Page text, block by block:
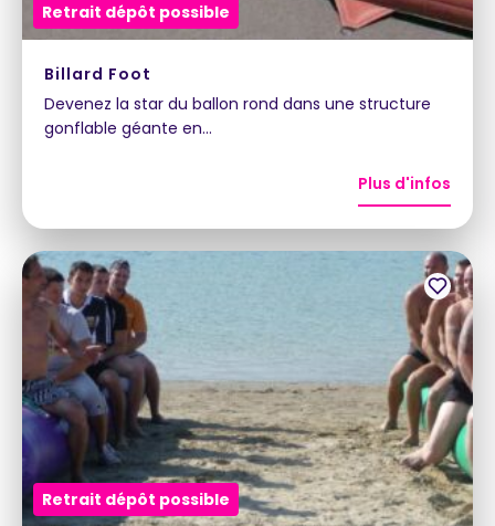
Retrait dépôt possible
Billard Foot
Devenez la star du ballon rond dans une structure
gonflable géante en…
Plus d'infos
Retrait dépôt possible